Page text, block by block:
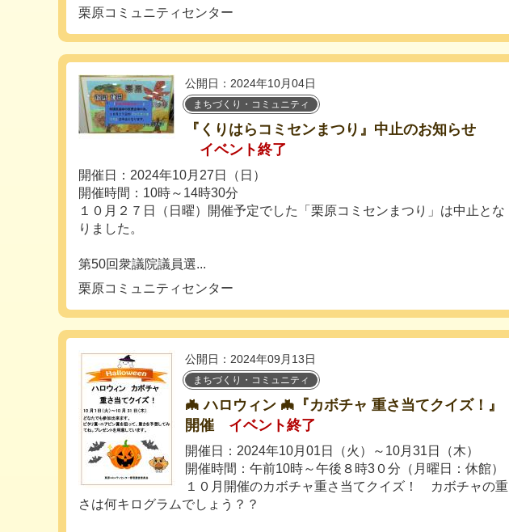
栗原コミュニティセンター
公開日：2024年10月04日
まちづくり・コミュニティ
『くりはらコミセンまつり』中止のお知らせ
イベント終了
開催日：2024年10月27日（日）
開催時間：10時～14時30分
１０月２７日（日曜）開催予定でした「栗原コミセンまつり」は中止とな
りました。
第50回衆議院議員選...
栗原コミュニティセンター
公開日：2024年09月13日
まちづくり・コミュニティ
🦇 ハロウィン 🦇『カボチャ 重さ当てクイズ！』
開催
イベント終了
開催日：2024年10月01日（火）～10月31日（木）
開催時間：午前10時～午後８時3０分（月曜日：休館）
１０月開催のカボチャ重さ当てクイズ！ カボチャの重
さは何キログラムでしょう？？